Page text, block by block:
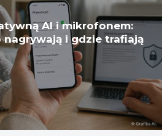
AI i mikrofonem:
nagrywają i gdzie trafiają